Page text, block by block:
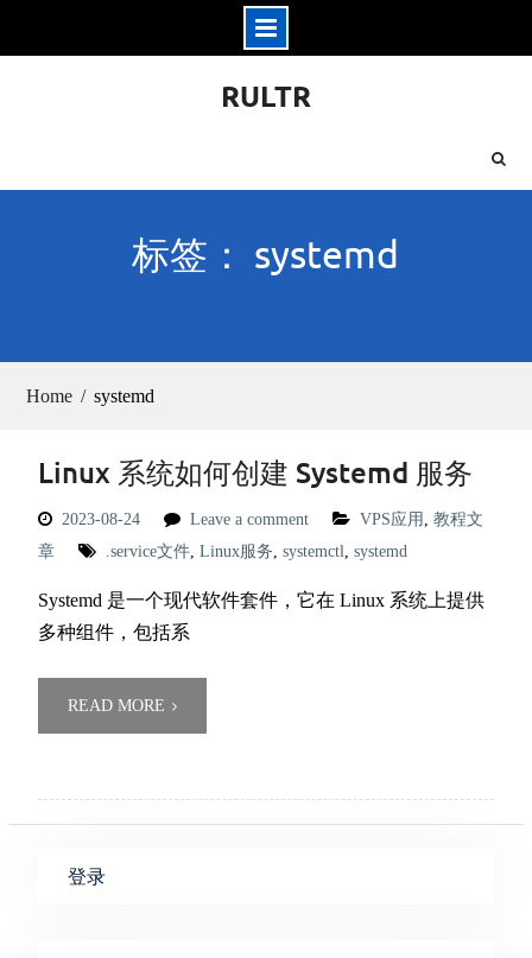
RULTR
标签： systemd
Home systemd
Linux 系统如何创建 Systemd 服务
2023-08-24 Leave a comment VPS应用 , 教程文
章
.service文件, Linux服务, systemctl, systemd
Systemd 是一个现代软件套件，它在 Linux 系统上提供
多种组件，包括系
READ MORE
登录